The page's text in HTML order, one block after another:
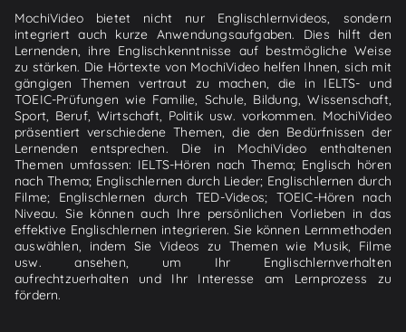
MochiVideo bietet nicht nur Englischlernvideos, sondern
integriert auch kurze Anwendungsaufgaben. Dies hilft den
Lernenden, ihre Englischkenntnisse auf bestmögliche Weise
zu stärken. Die Hörtexte von MochiVideo helfen Ihnen, sich mit
gängigen Themen vertraut zu machen, die in IELTS- und
TOEIC-Prüfungen wie Familie, Schule, Bildung, Wissenschaft,
Sport, Beruf, Wirtschaft, Politik usw. vorkommen. MochiVideo
präsentiert verschiedene Themen, die den Bedürfnissen der
Lernenden entsprechen. Die in MochiVideo enthaltenen
Themen umfassen: IELTS-Hören nach Thema; Englisch hören
nach Thema; Englischlernen durch Lieder; Englischlernen durch
Filme; Englischlernen durch TED-Videos; TOEIC-Hören nach
Niveau. Sie können auch Ihre persönlichen Vorlieben in das
effektive Englischlernen integrieren. Sie können Lernmethoden
auswählen, indem Sie Videos zu Themen wie Musik, Filme
usw. ansehen, um Ihr Englischlernverhalten
aufrechtzuerhalten und Ihr Interesse am Lernprozess zu
fördern.